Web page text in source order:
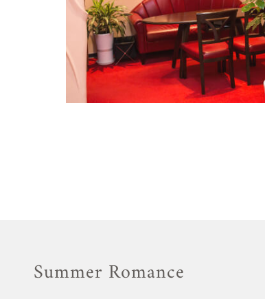
Summer Romance